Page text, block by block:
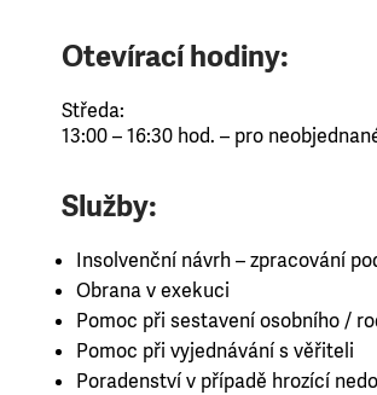
Otevírací hodiny:
Středa:
13:00 – 16:30 hod. – pro
Služby:
Insolvenční návrh – zpracování
Obrana v exekuci
Pomoc při sestavení osobního /
Pomoc při vyjednávání s věřiteli
Poradenství v případě hrozící